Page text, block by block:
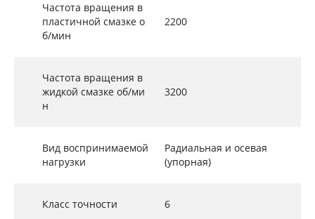
Частота вращения в
пластичной смазке о
б/мин
2200
Частота вращения в
жидкой смазке об/ми
н
3200
Вид воспринимаемой
нагрузки
Радиальная и осевая
(упорная)
Класс точности 6